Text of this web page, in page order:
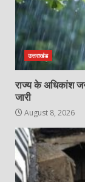
उत्तराखंड
राज्य के अधिकांश
जारी
August 8, 2026